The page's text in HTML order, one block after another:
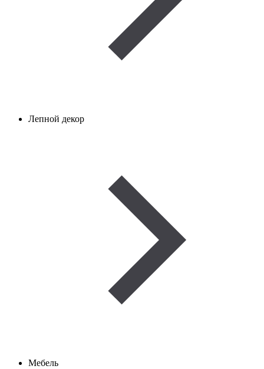
Лепной декор
Мебель